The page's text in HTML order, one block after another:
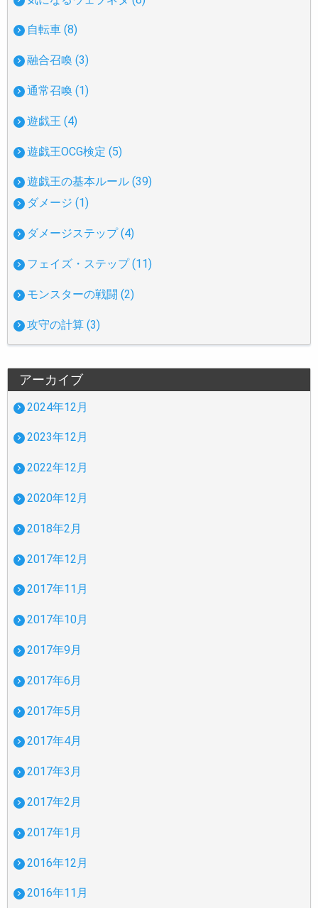
自転車 (8)
融合召喚 (3)
通常召喚 (1)
遊戯王 (4)
遊戯王OCG検定 (5)
遊戯王の基本ルール (39)
ダメージ (1)
ダメージステップ (4)
フェイズ・ステップ (11)
モンスターの戦闘 (2)
攻守の計算 (3)
アーカイブ
2024年12月
2023年12月
2022年12月
2020年12月
2018年2月
2017年12月
2017年11月
2017年10月
2017年9月
2017年6月
2017年5月
2017年4月
2017年3月
2017年2月
2017年1月
2016年12月
2016年11月